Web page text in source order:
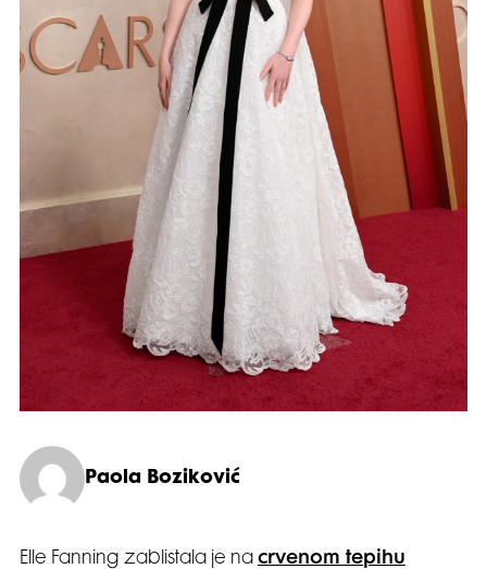
Paola Boziković
Elle Fanning zablistala je na crvenom tepihu